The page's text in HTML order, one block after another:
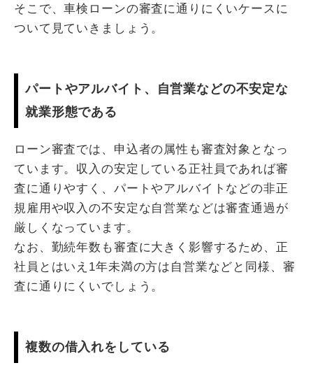
そこで、車検ローンの審査に通りにくいケースに
ついて見ていきましょう。
パートやアルバイト、自営業などの不安定な
就業形態である
ローン審査では、申込者の属性も審査対象となっ
ています。収入の安定している正社員であれば審
査に通りやすく、パートやアルバイトなどの非正
規雇用や収入の不安定な自営業などは審査通過が
厳しくなっています。
なお、勤続年数も審査に大きく影響するため、正
社員とはいえ1年未満の方は自営業などと同様、審
査に通りにくいでしょう。
複数の借入れをしている